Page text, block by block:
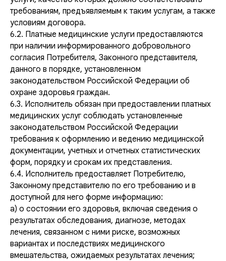
требованиям, предъявляемым к таким услугам, а также
условиям договора.
6.2. Платные медицинские услуги предоставляются
при наличии информированного добровольного
согласия Потребителя, Законного представителя,
данного в порядке, установленном
законодательством Российской Федерации об
охране здоровья граждан.
6.3. Исполнитель обязан при предоставлении платных
медицинских услуг соблюдать установленные
законодательством Российской Федерации
требования к оформлению и ведению медицинской
документации, учетных и отчетных статистических
форм, порядку и срокам их представления.
6.4. Исполнитель предоставляет Потребителю,
Законному представителю по его требованию и в
доступной для него форме информацию:
а) о состоянии его здоровья, включая сведения о
результатах обследования, диагнозе, методах
лечения, связанном с ними риске, возможных
вариантах и последствиях медицинского
вмешательства, ожидаемых результатах лечения;